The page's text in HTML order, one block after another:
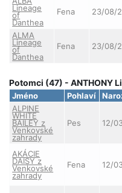
Lineage
of
Danthea
Fena 23/08/
ALMA
Lineage
of
Danthea
Fena 23/08/
Potomci (47) - ANTHONY
Jméno Pohlaví
ALPINE
WHITE
BAILEY z
Venkovské
zahrady
Pes 12/
AKÁCIE
DAISY z
Venkovské
zahrady
Fena 12/